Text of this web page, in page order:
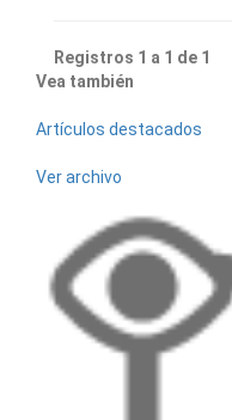
Registros 1 a 1 de 1
Vea también
Artículos destacados
Ver archivo